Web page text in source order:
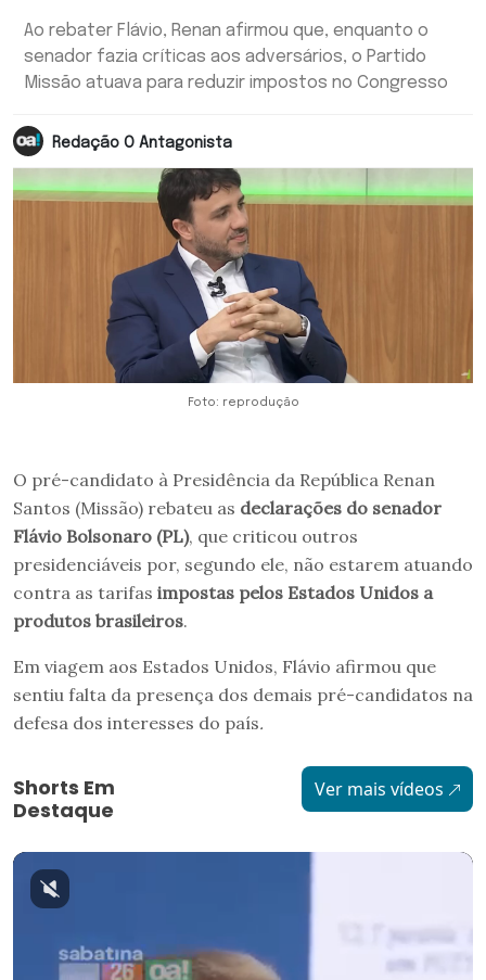
Ao rebater Flávio, Renan afirmou que, enquanto o
senador fazia críticas aos adversários, o Partido
Missão atuava para reduzir impostos no Congresso
Redação O Antagonista
Foto: reprodução
O pré-candidato à Presidência da República Renan
Santos (Missão) rebateu as declarações do senador
Flávio Bolsonaro (PL), que criticou outros
presidenciáveis por, segundo ele, não estarem atuando
contra as tarifas impostas pelos Estados Unidos a
produtos brasileiros.
Em viagem aos Estados Unidos, Flávio afirmou que
sentiu falta da presença dos demais pré-candidatos na
defesa dos interesses do país.
Shorts Em
Destaque
Ver mais vídeos